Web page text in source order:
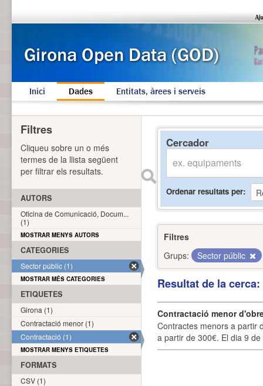
Inici Dades Entitats, àrees i serveis
Cercador
Ordenar resultats per
Filtres
Grups:
Sector públic
Resultat de la
Contractació menor
Contractes menors a partir
a partir de 300€. El dia 9
Filtres
Cliqueu sobre un o més
termes de la llista següent
per filtrar els resultats.
AUTORS
Oficina de Comunicació, Docum...
(1)
MOSTRAR MENYS AUTORS
CATEGORIES
Sector públic (1)
MOSTRAR MÉS CATEGORIES
ETIQUETES
Girona (1)
Contractació menor (1)
Contractació (1)
MOSTRAR MENYS ETIQUETES
FORMATS
CSV (1)